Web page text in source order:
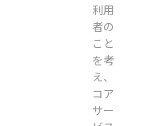
利用
者の
こと
を考
え、
コア
サー